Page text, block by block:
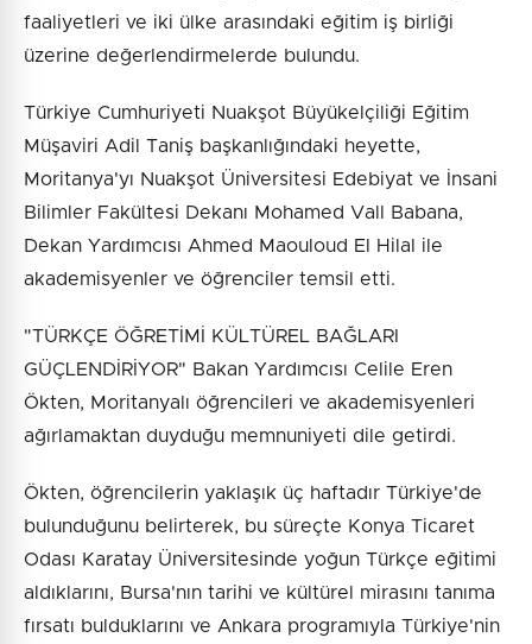
faaliyetleri ve iki ülke arasındaki eğitim iş birliği
üzerine değerlendirmelerde bulundu.
Türkiye Cumhuriyeti Nuakşot Büyükelçiliği Eğitim
Müşaviri Adil Taniş başkanlığındaki heyette,
Moritanya'yı Nuakşot Üniversitesi Edebiyat ve İnsani
Bilimler Fakültesi Dekanı Mohamed Vall Babana,
Dekan Yardımcısı Ahmed Maouloud El Hilal ile
akademisyenler ve öğrenciler temsil etti.
"TÜRKÇE ÖĞRETİMİ KÜLTÜREL BAĞLARI
GÜÇLENDİRİYOR" Bakan Yardımcısı Celile Eren
Ökten, Moritanyalı öğrencileri ve akademisyenleri
ağırlamaktan duyduğu memnuniyeti dile getirdi.
Ökten, öğrencilerin yaklaşık üç haftadır Türkiye'de
bulunduğunu belirterek, bu süreçte Konya Ticaret
Odası Karatay Üniversitesinde yoğun Türkçe eğitimi
aldıklarını, Bursa'nın tarihi ve kültürel mirasını tanıma
fırsatı bulduklarını ve Ankara programıyla Türkiye'nin